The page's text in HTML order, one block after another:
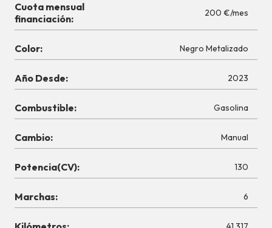
Cuota mensual
financiación:
200 €/mes
Color: Negro Metalizado
Año Desde: 2023
Combustible: Gasolina
Cambio: Manual
Potencia(CV): 130
Marchas: 6